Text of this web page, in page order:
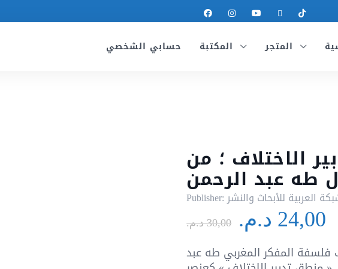
حسابي الشخصي
الاختلاف ؛ من
طه عبد الرحمن
Publisher: العربية للأبحاث والنشر
30,00 د.م. Le
prix
initial
24,00 د.م.
المفكر المغربي طه عبد